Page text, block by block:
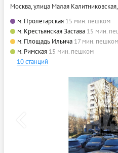
Москва, улица Малая
м. Пролетарская 15 мин. пешком
м. Крестьянская Застава 15 мин.
м. Площадь Ильича 17 мин. пешком
м. Римская 15 мин. пешком
10 станций